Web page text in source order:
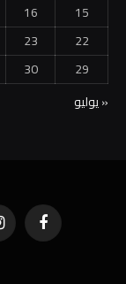
15
16
22
23
29
30
« يوليو
فيسبوك